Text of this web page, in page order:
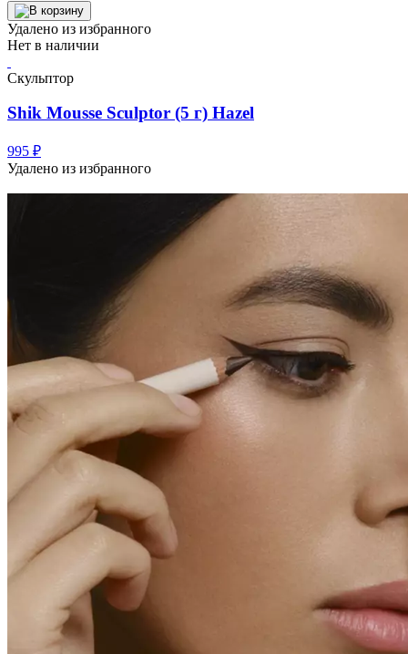
Удалено из избранного
Нет в наличии
Скульптор
Shik Mousse Sculptor (5 г) Hazel
995 ₽
Удалено из избранного